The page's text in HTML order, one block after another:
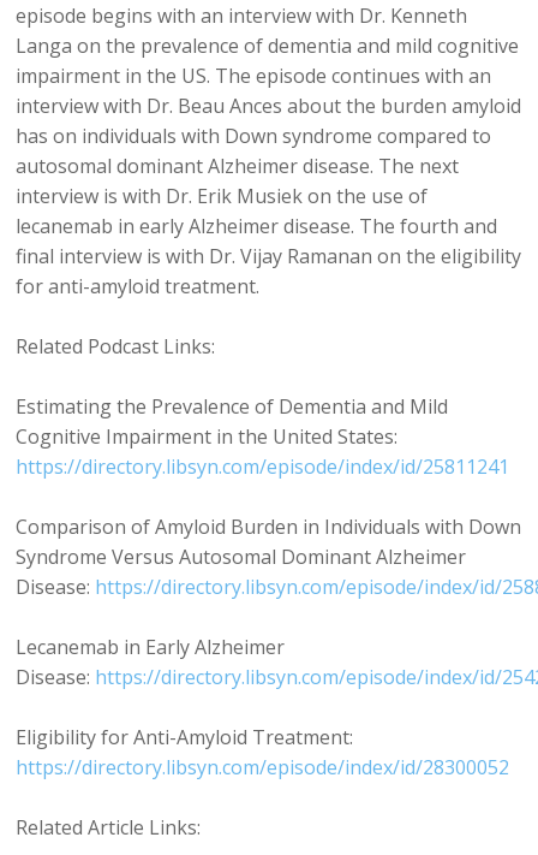
episode begins with an interview with Dr. Kenneth
Langa on the prevalence of dementia and mild cognitive
impairment in the US. The episode continues with an
interview with Dr. Beau Ances about the burden amyloid
has on individuals with Down syndrome compared to
autosomal dominant Alzheimer disease. The next
interview is with Dr. Erik Musiek on the use of
lecanemab in early Alzheimer disease. The fourth and
final interview is with Dr. Vijay Ramanan on the eligibility
for anti-amyloid treatment.
Related Podcast Links:
Estimating the Prevalence of Dementia and Mild
Cognitive Impairment in the United States:
https://directory.libsyn.com/episode/index/id/25811241
Comparison of Amyloid Burden in Individuals with Down
Syndrome Versus Autosomal Dominant Alzheimer
Disease: https://directory.libsyn.com/episode/index/id/
Lecanemab in Early Alzheimer
Disease: https://directory.libsyn.com/episode/index/id/
Eligibility for Anti-Amyloid Treatment:
https://directory.libsyn.com/episode/index/id/28300052
Related Article Links: